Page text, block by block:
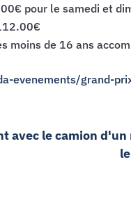
pour le samedi et
moins de 16 ans
evenements/grand-
avec le camion